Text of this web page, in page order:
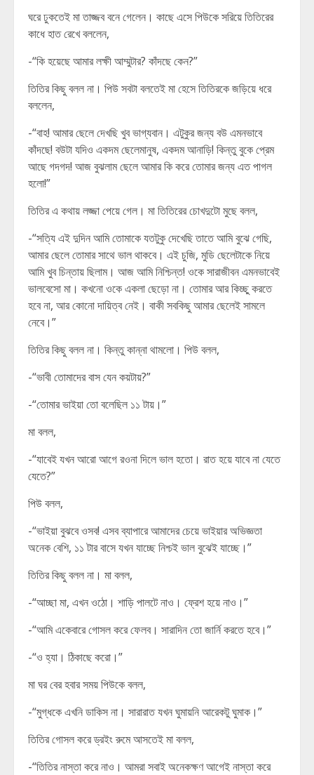
ঘরে ঢুকতেই মা তাজ্জব বনে গেলেন। কাছে এসে পিউকে সরিয়ে তিতিরের
কাধে হাত রেখে বললেন,
-“কি হয়েছে আমার লক্ষী আম্মুটার? কাঁদছে কেন?”
তিতির কিছু বলল না। পিউ সবটা বলতেই মা হেসে তিতিরকে জড়িয়ে ধরে
বললেন,
-“বাহ! আমার ছেলে দেখছি খুব ভাগ্যবান। এটুকুর জন্য বউ এমনভাবে
কাঁদছে! বউটা যদিও একদম ছেলেমানুষ, একদম আনাড়ি! কিন্তু বুকে প্রেম
আছে গদগদ! আজ বুঝলাম ছেলে আমার কি করে তোমার জন্য এত পাগল
হলো!”
তিতির এ কথায় লজ্জা পেয়ে গেল। মা তিতিরের চোখদুটো মুছে বলল,
-“সত্যি এই দুদিন আমি তোমাকে যতটুকু দেখেছি তাতে আমি বুঝে গেছি,
আমার ছেলে তোমার সাথে ভাল থাকবে। এই চুজি, মুডি ছেলেটাকে নিয়ে
আমি খুব চিন্তায় ছিলাম। আজ আমি নিশ্চিন্ত! ওকে সারাজীবন এমনভাবেই
ভালবেসো মা। কখনো ওকে একলা ছেড়ো না। তোমার আর কিচ্ছু করতে
হবে না, আর কোনো দায়িত্ব নেই। বাকী সবকিছু আমার ছেলেই সামলে
নেবে।”
তিতির কিছু বলল না। কিন্তু কান্না থামলো। পিউ বলল,
-“ভাবী তোমাদের বাস যেন কয়টায়?”
-“তোমার ভাইয়া তো বলেছিল ১১ টায়।”
মা বলল,
-“যাবেই যখন আরো আগে রওনা দিলে ভাল হতো। রাত হয়ে যাবে না যেতে
যেতে?”
পিউ বলল,
-“ভাইয়া বুঝবে ওসব! এসব ব্যাপারে আমাদের চেয়ে ভাইয়ার অভিজ্ঞতা
অনেক বেশি, ১১ টার বাসে যখন যাচ্ছে নিশ্চই ভাল বুঝেই যাচ্ছে।”
তিতির কিছু বলল না। মা বলল,
-“আচ্ছা মা, এখন ওঠো। শাড়ি পালটে নাও। ফ্রেশ হয়ে নাও।”
-“আমি একেবারে গোসল করে ফেলব। সারাদিন তো জার্নি করতে হবে।”
-“ও হ্যা। ঠিকাছে করো।”
মা ঘর বের হবার সময় পিউকে বলল,
-“মুগ্ধকে এখনি ডাকিস না। সারারাত যখন ঘুমায়নি আরেকটু ঘুমাক।”
তিতির গোসল করে ড্রইং রুমে আসতেই মা বলল,
-“তিতির নাস্তা করে নাও। আমরা সবাই অনেকক্ষণ আগেই নাস্তা করে